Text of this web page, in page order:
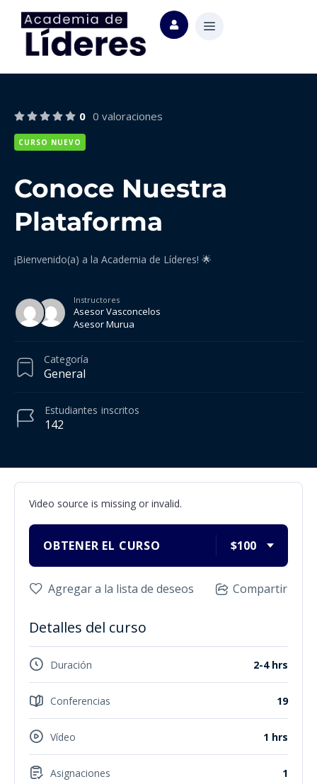
0 0 valoraciones
CURSO NUEVO
Conoce Nuestra
Plataforma
¡Bienvenido(a) a la Academia de Líderes! 🌟
Instructores
Asesor Vasconcelos
Asesor Murua
Categoría
General
142
Estudiantes inscritos
Video source is missing or invalid.
OBTENER EL CURSO $100
Agregar a la lista de deseos Compartir
Detalles del curso
Duración 2-4 hrs
Conferencias 19
Vídeo 1 hrs
Asignaciones 1